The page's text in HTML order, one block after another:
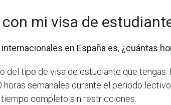
mi visa de
en España es, ¿cuántas
del tipo de visa de estudiante que
semanales durante el periodo
completo sin restricciones.